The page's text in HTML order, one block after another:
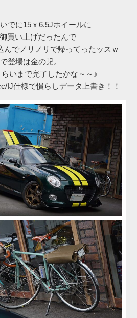
でに15ｘ6.5Jホイールに
買い上げだったんで
んでノリノリで帰ってったッスｗ
登場は金の児。
いまで完了したかな～～♪
IJ仕様で慣らしデータ上書き！！